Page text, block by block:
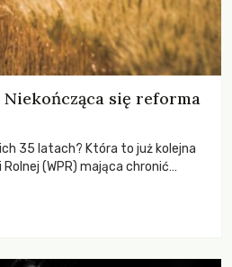
się reforma
35 latach? Która to już kolejna
(WPR) mająca chronić